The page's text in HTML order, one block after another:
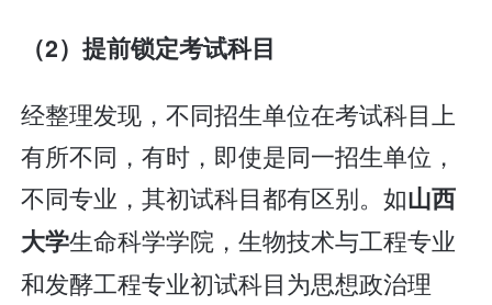
（2）提前锁定考试科目
经整理发现，不同招生单位在考试科目上
有所不同，有时，即使是同一招生单位，
不同专业，其初试科目都有区别。如山西
大学生命科学学院，生物技术与工程专业
和发酵工程专业初试科目为思想政治理